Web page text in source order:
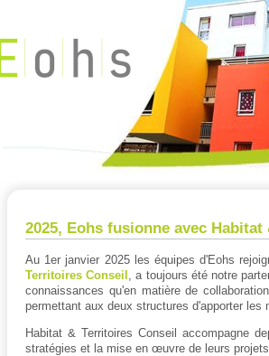
2025, Eohs fusionne avec
Au 1er janvier 2025 les équipes d'Eohs
Territoires Conseil
, a toujours été notre
connaissances qu'en matière de
permettant aux deux structures d'apporter
Habitat & Territoires Conseil accompagne
stratégies et la mise en œuvre de leurs